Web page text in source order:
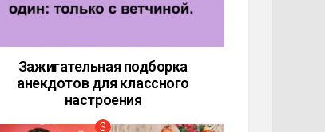
Зажигательная подборка
анекдотов для классного
настроения